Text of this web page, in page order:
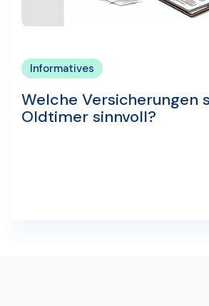
Informatives
Welche Versicherungen
Oldtimer sinnvoll?